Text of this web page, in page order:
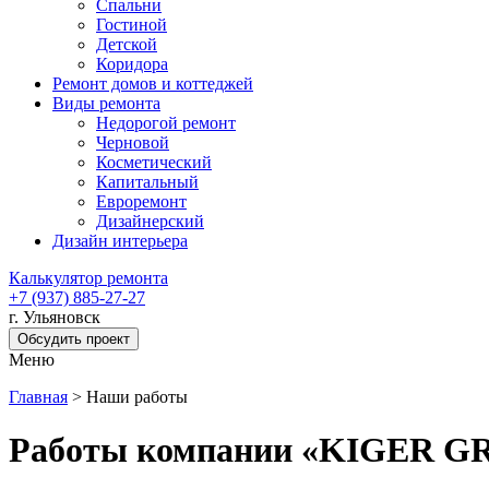
Спальни
Гостиной
Детской
Коридора
Ремонт домов и коттеджей
Виды ремонта
Недорогой ремонт
Черновой
Косметический
Капитальный
Евроремонт
Дизайнерский
Дизайн интерьера
Калькулятор ремонта
+7 (937) 885-27-27
г. Ульяновск
Обсудить проект
Меню
Главная > Наши работы
Работы компании «KIGER